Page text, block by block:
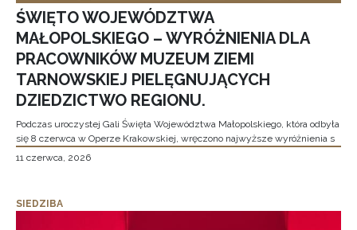
ŚWIĘTO WOJEWÓDZTWA
MAŁOPOLSKIEGO – WYRÓŻNIENIA DLA
PRACOWNIKÓW MUZEUM ZIEMI
TARNOWSKIEJ PIELĘGNUJĄCYCH
DZIEDZICTWO REGIONU.
Podczas uroczystej Gali Święta Województwa Małopolskiego, która odbyła
się 8 czerwca w Operze Krakowskiej, wręczono najwyższe wyróżnienia s
11 czerwca, 2026
SIEDZIBA